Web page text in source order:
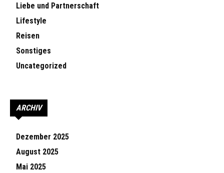
Liebe und Partnerschaft
Lifestyle
Reisen
Sonstiges
Uncategorized
ARCHIV
Dezember 2025
August 2025
Mai 2025